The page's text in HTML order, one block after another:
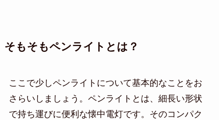
そもそもペンライトとは？
ここで少しペンライトについて基本的なことをお
さらいしましょう。ペンライトとは、細長い形状
で持ち運びに便利な懐中電灯です。そのコンパク